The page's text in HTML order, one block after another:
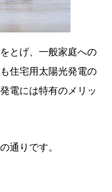
とげ、一般家庭への
住宅用太陽光発電の
電には特有のメリッ
通りです。